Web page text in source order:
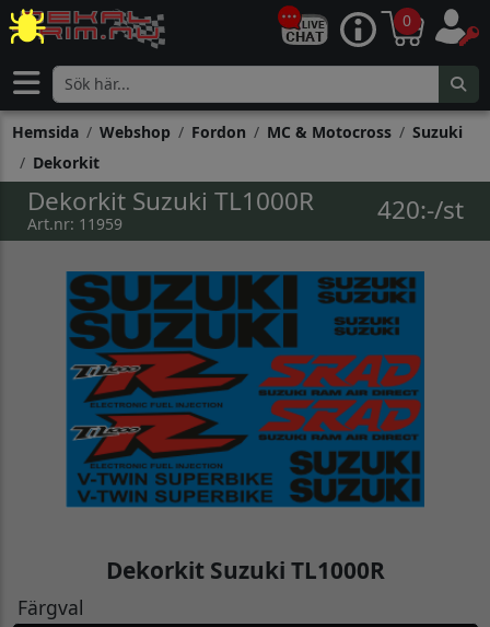
0
Hemsida Webshop Fordon MC & Motocross
Suzuki
Dekorkit
Dekorkit Suzuki TL1000R
Art.nr: 11959 420:-/st
Dekorkit Suzuki TL1000R
Färgval